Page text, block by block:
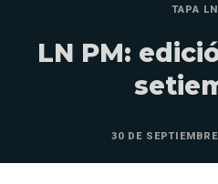
TAPA
LN PM:
30 DE